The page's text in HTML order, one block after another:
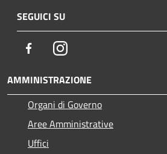
SEGUICI SU
FacebookInstagram
AMMINISTRAZIONE
Organi di Governo
Aree Amministrative
Uffici